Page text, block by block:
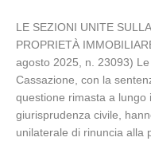
LE SEZIONI UNITE
PROPRIETÀ
agosto 2025, n. 23093)
Cassazione, con la
questione rimasta a lungo
giurisprudenza civile,
unilaterale di rinuncia alla